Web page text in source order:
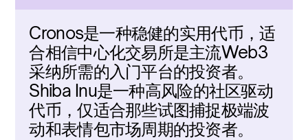
Cronos是一种稳健的实用代币，适
合相信中心化交易所是主流Web3
采纳所需的入门平台的投资者。
Shiba Inu是一种高风险的社区驱动
代币，仅适合那些试图捕捉极端波
动和表情包市场周期的投资者。